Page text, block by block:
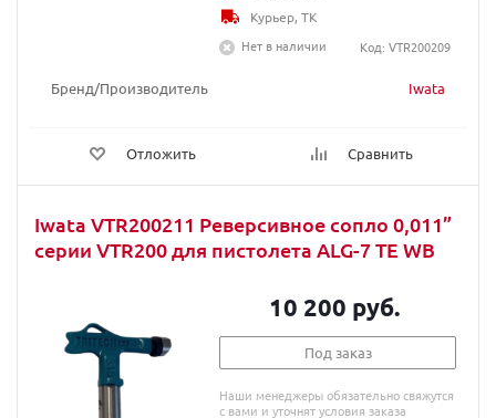
Бренд/Производитель Iwata
Отложить Сравнить
Курьер, ТК
Нет в наличии
Код: VTR200209
Iwata VTR200211 Реверсивное сопло 0,011”
серии VTR200 для пистолета ALG-7 TE WB
10 200 руб.
Под заказ
Наши менеджеры обязательно свяжутся
с вами и уточнят условия заказа